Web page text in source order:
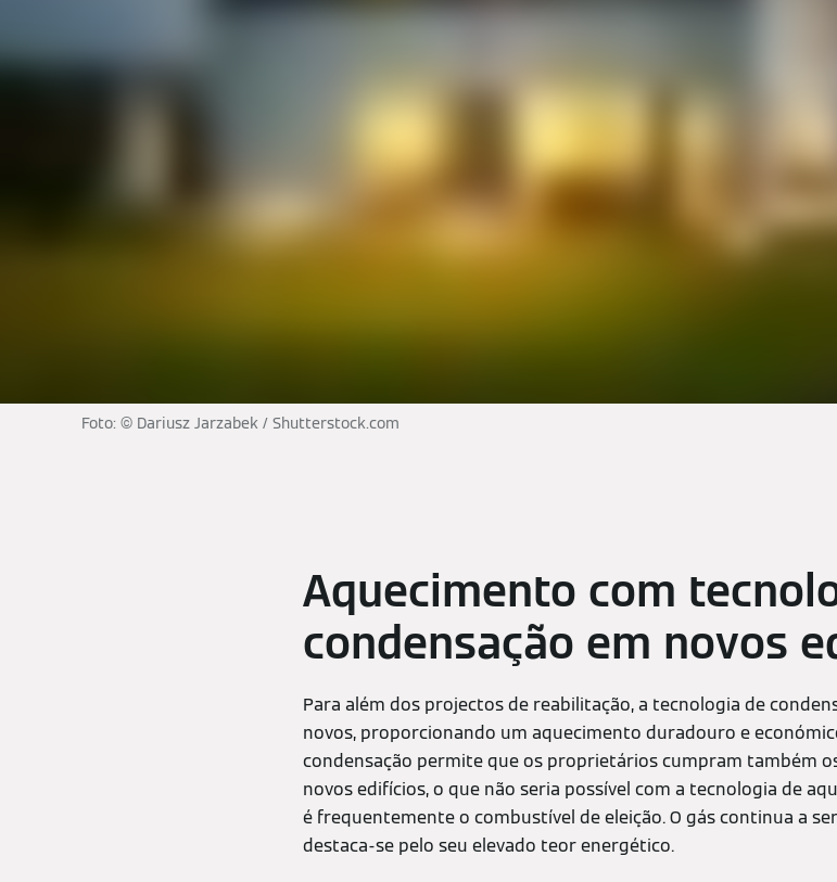
Foto: © Dariusz Jarzabek / Shutterstock.com
Aquecimento com
condensação em novos
Para além dos projectos de reabilitação, a tecnologia de
novos, proporcionando um aquecimento duradouro e
condensação permite que os proprietários cumpram também
novos edifícios, o que não seria possível com a tecnologia de
é frequentemente o combustível de eleição. O gás continua a
destaca-se pelo seu elevado teor energético.